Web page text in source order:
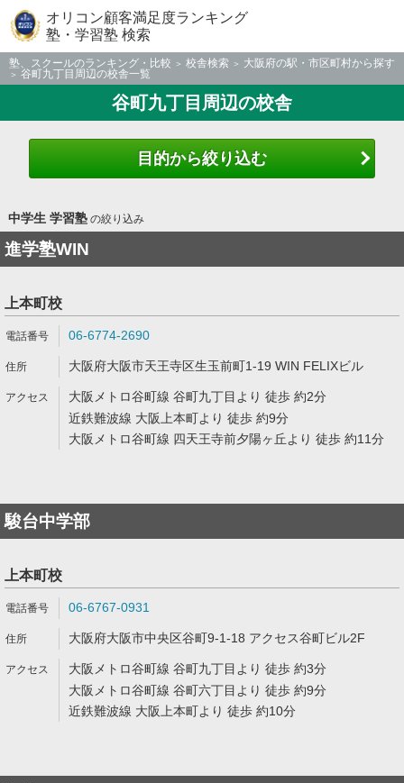
オリコン顧客満足度ランキング
塾・学習塾 検索
塾、スクールのランキング・比較 校舎検索
大阪府の駅・市区町村から探す
谷町九丁目周辺の校舎一覧
谷町九丁目周辺の校舎
目的から絞り込む
中学生 学習塾の絞り込み
進学塾WIN
上本町校
06-6774-2690
大阪府大阪市天王寺区生玉前町1-19 WIN FELIXビル
大阪メトロ谷町線 谷町九丁目より 徒歩 約2分
近鉄難波線 大阪上本町より 徒歩 約9分
大阪メトロ谷町線 四天王寺前夕陽ヶ丘より 徒歩 約11分
駿台中学部
上本町校
06-6767-0931
大阪府大阪市中央区谷町9-1-18 アクセス谷町ビル2F
大阪メトロ谷町線 谷町九丁目より 徒歩 約3分
大阪メトロ谷町線 谷町六丁目より 徒歩 約9分
近鉄難波線 大阪上本町より 徒歩 約10分